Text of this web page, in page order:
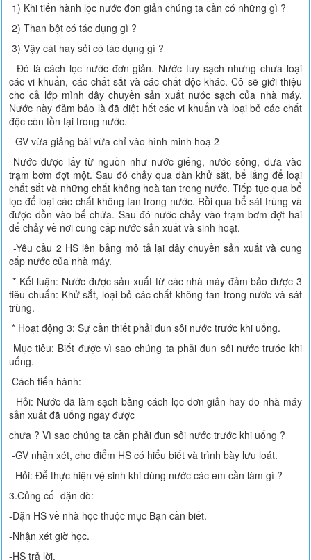
1) Khi tiến hành lọc nước đơn giản chúng ta cần có những gì ?
2) Than bột có tác dụng gì ?
3) Vậy cát hay sỏi có tác dụng gì ?
-Đó là cách lọc nước đơn giản. Nước tuy sạch nhưng chưa loại
các vi khuẩn, các chất sắt và các chất độc khác. Cô sẽ giới thiệu
cho cả lớp mình dây chuyền sản xuất nước sạch của nhà máy.
Nước này đảm bảo là đã diệt hết các vi khuẩn và loại bỏ các chất
độc còn tồn tại trong nước.
-GV vừa giảng bài vừa chỉ vào hình minh hoạ 2
Nước được lấy từ nguồn như nước giếng, nước sông, đưa vào
trạm bơm đợt một. Sau đó chảy qua dàn khử sắt, bể lắng để loại
chất sắt và những chất không hoà tan trong nước. Tiếp tục qua bể
lọc để loại các chất không tan trong nước. Rồi qua bể sát trùng và
được dồn vào bể chứa. Sau đó nước chảy vào trạm bơm đợt hai
để chảy về nơi cung cấp nước sản xuất và sinh hoạt.
-Yêu cầu 2 HS lên bảng mô tả lại dây chuyền sản xuất và cung
cấp nước của nhà máy.
* Kết luận: Nước được sản xuất từ các nhà máy đảm bảo được 3
tiêu chuẩn: Khử sắt, loại bỏ các chất không tan trong nước và sát
trùng.
* Hoạt động 3: Sự cần thiết phải đun sôi nước trước khi uống.
Mục tiêu: Biết được vì sao chúng ta phải đun sôi nước trước khi
uống.
Cách tiến hành:
-Hỏi: Nước đã làm sạch bằng cách lọc đơn giản hay do nhà máy
sản xuất đã uống ngay được
chưa ? Vì sao chúng ta cần phải đun sôi nước trước khi uống ?
-GV nhận xét, cho điểm HS có hiểu biết và trình bày lưu loát.
-Hỏi: Để thực hiện vệ sinh khi dùng nước các em cần làm gì ?
3.Củng cố- dặn dò:
-Dặn HS về nhà học thuộc mục Bạn cần biết.
-Nhận xét giờ học.
-HS trả lời.